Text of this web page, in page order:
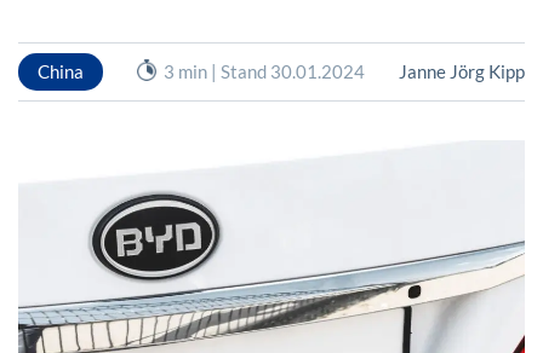
China 3 min | Stand 30.01.2024 Janne Jörg Kipp